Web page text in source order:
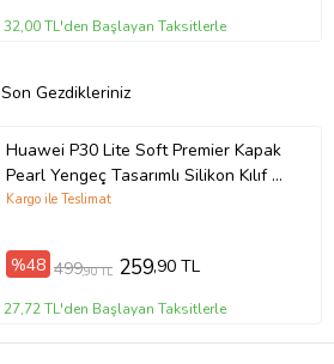
32,00 TL'den Başlayan Taksitlerle
Son Gezdikleriniz
Huawei P30 Lite Soft Premier Kapak
Pearl Yengeç Tasarımlı Silikon Kılıf -
Pudra (Şeffaf)
Kargo ile Teslimat
%48 499,90 TL 259,90 TL
27,72 TL'den Başlayan Taksitlerle